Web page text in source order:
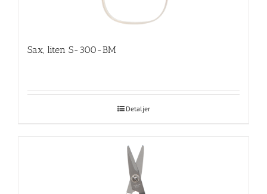
Sax, liten S-300-BM
Detaljer